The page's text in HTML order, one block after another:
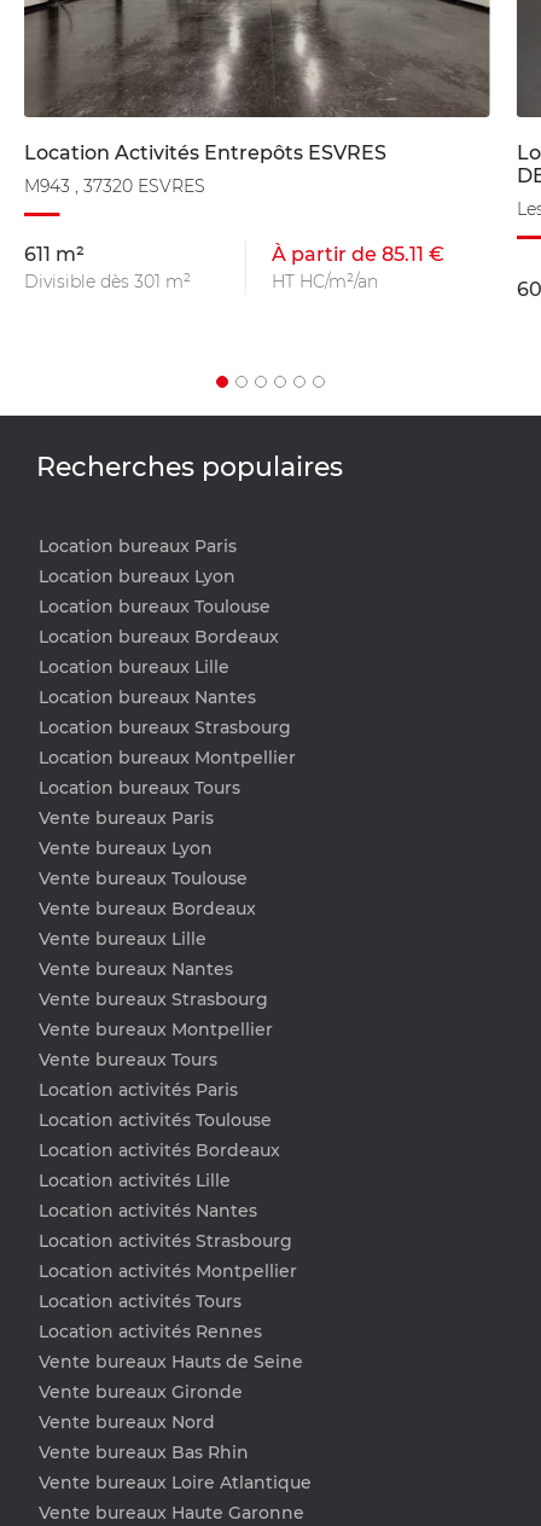
Location Activités Entrepôts ESVRES
M943 , 37320 ESVRES
611 m²
Divisible dès 301 m²
À partir de 85.11 €
HT HC/m²/an
Recherches populaires
Location bureaux Paris
Location bureaux Lyon
Location bureaux Toulouse
Location bureaux Bordeaux
Location bureaux Lille
Location bureaux Nantes
Location bureaux Strasbourg
Location bureaux Montpellier
Location bureaux Tours
Vente bureaux Paris
Vente bureaux Lyon
Vente bureaux Toulouse
Vente bureaux Bordeaux
Vente bureaux Lille
Vente bureaux Nantes
Vente bureaux Strasbourg
Vente bureaux Montpellier
Vente bureaux Tours
Location activités Paris
Location activités Toulouse
Location activités Bordeaux
Location activités Lille
Location activités Nantes
Location activités Strasbourg
Location activités Montpellier
Location activités Tours
Location activités Rennes
Vente bureaux Hauts de Seine
Vente bureaux Gironde
Vente bureaux Nord
Vente bureaux Bas Rhin
Vente bureaux Loire Atlantique
Vente bureaux Haute Garonne